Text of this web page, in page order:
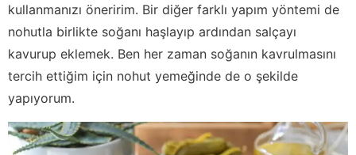
kullanmanızı öneririm. Bir diğer farklı yapım yöntemi de
nohutla birlikte soğanı haşlayıp ardından salçayı
kavurup eklemek. Ben her zaman soğanın kavrulmasını
tercih ettiğim için nohut yemeğinde de o şekilde
yapıyorum.